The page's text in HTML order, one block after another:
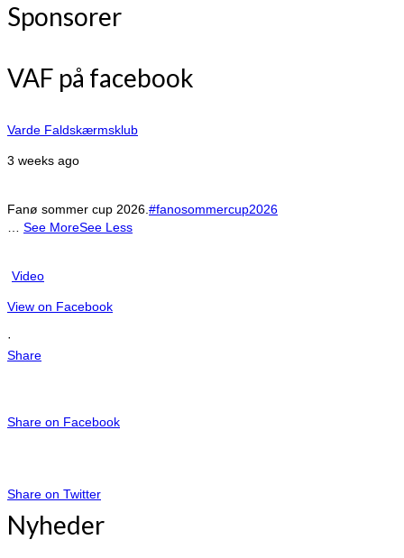
Sponsorer
VAF på facebook
Varde Faldskærmsklub
3 weeks ago
Fanø sommer cup 2026. #fanosommercup2026
See MoreSee Less
Video
View on Facebook
·
Share
Share on Facebook
Share on Twitter
Nyheder